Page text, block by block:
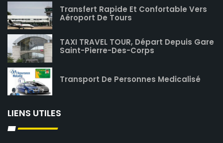
Transfert Rapide Et Confortable Vers
Aéroport De Tours
TAXI TRAVEL TOUR, Départ Depuis Gare
Saint-Pierre-Des-Corps
Transport De Personnes Medicalisé
LIENS UTILES